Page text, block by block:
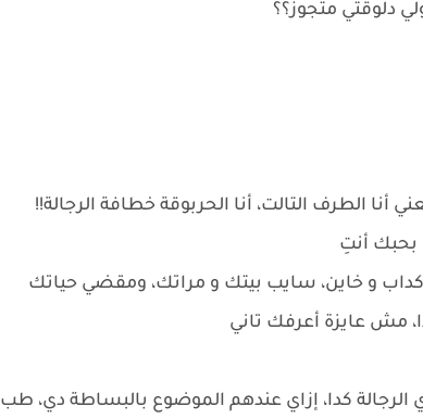
دلوقتي متجوز؟؟
الطرف التالت، أنا الحربوقة خطافة الرجالة!!
بحبك أنتِ
و خاين، سايب بيتك و مراتك، ومقضي حياتك
مش عايزة أعرفك تاني
كدا، إزاي عندهم الموضوع بالبساطة دي، طب